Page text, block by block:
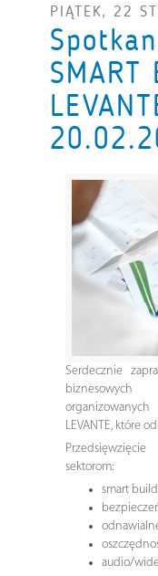
PIĄTEK, 22
SMART
Serdecznie
biznesowych
LEVANTE, które
sektorom:
smart
audio/